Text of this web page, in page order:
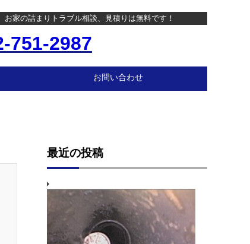
お家の詰まりトラブル相談、見積りは無料です！
751-2987
お問い合わせ
最近の投稿